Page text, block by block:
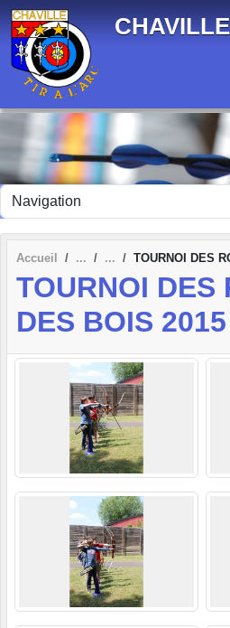
Accueil TOURNOI DES
TOURNOI DES
DES BOIS 2015
Panneau de gestion des cookies